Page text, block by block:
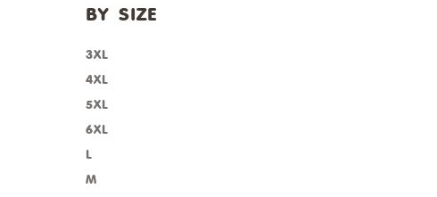
BY SIZE
3XL
4XL
5XL
6XL
L
M